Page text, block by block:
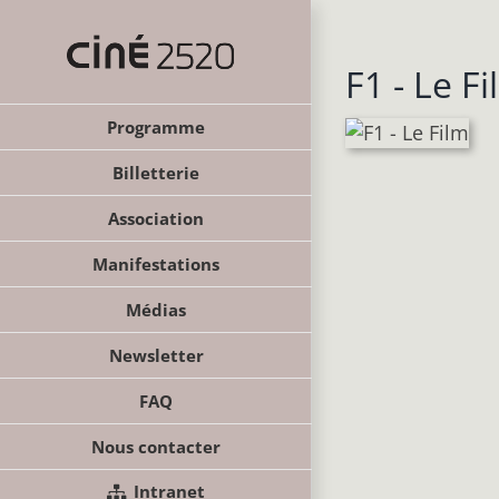
contenu
Programme
Billetterie
Association
Manifestations
Médias
Newsletter
FAQ
Nous contacter
Intranet
F1 - Le